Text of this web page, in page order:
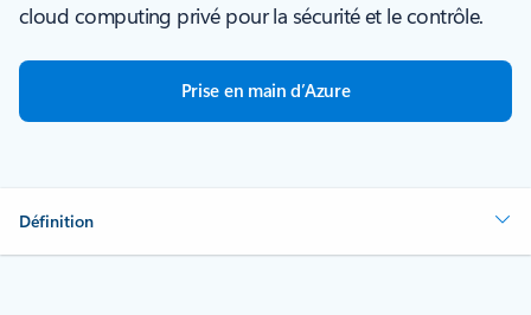
cloud computing privé pour la sécurité et le contrôle.
Prise en main d’Azure
Définition